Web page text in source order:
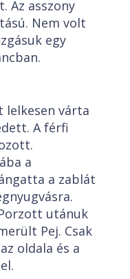
Az asszony
Nem volt
egy
lelkesen várta
A férfi
a
a zablát
utánuk
Pej. Csak
oldala és a